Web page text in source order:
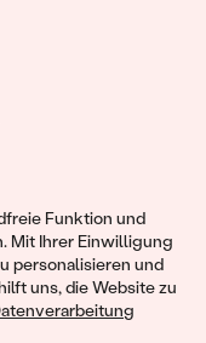
Funktion und
Mit Ihrer Einwilligung
personalisieren und
uns, die Website zu
wir
und